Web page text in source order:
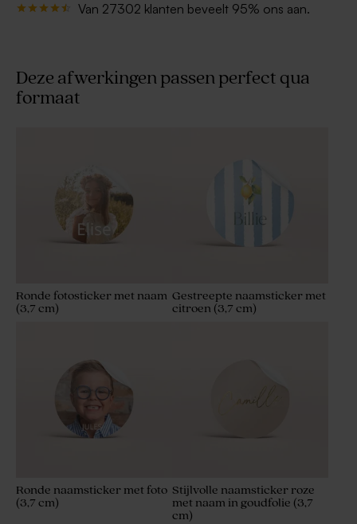
Van 27302 klanten beveelt 95% ons aan.
Deze afwerkingen passen perfect qua
formaat
Ronde fotosticker met naam
(3,7 cm)
Gestreepte naamsticker met
citroen (3,7 cm)
Ronde naamsticker met foto
(3,7 cm)
Stijlvolle naamsticker roze
met naam in goudfolie (3,7
cm)